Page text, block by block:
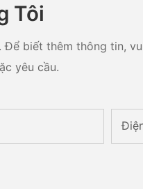
Tôi
biết thêm thông tin,
yêu cầu.